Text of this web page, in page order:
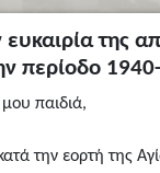
ευκαιρία της
περίοδο
παιδιά,
την εορτή της